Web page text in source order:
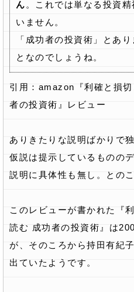
ん 。これでは単なる投資
いません。
「成功者の投資術」とあ
となのでしょうね。
引用：amazon『利確と損
者の投資術』レビュー
ありきたりな説明ばかりで
仮説は提示しているものの
説明に具体性も無し。とのこ
このレビューが書かれた『
読む 成功者の投資術』は
が、そのころから持田有紀
出ていたようです。